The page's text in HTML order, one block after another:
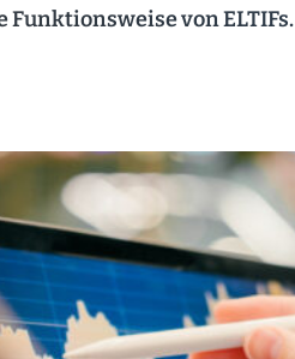
von ELTIFs.